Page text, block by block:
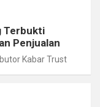
Terbukti
Penjualan
Kabar Trust